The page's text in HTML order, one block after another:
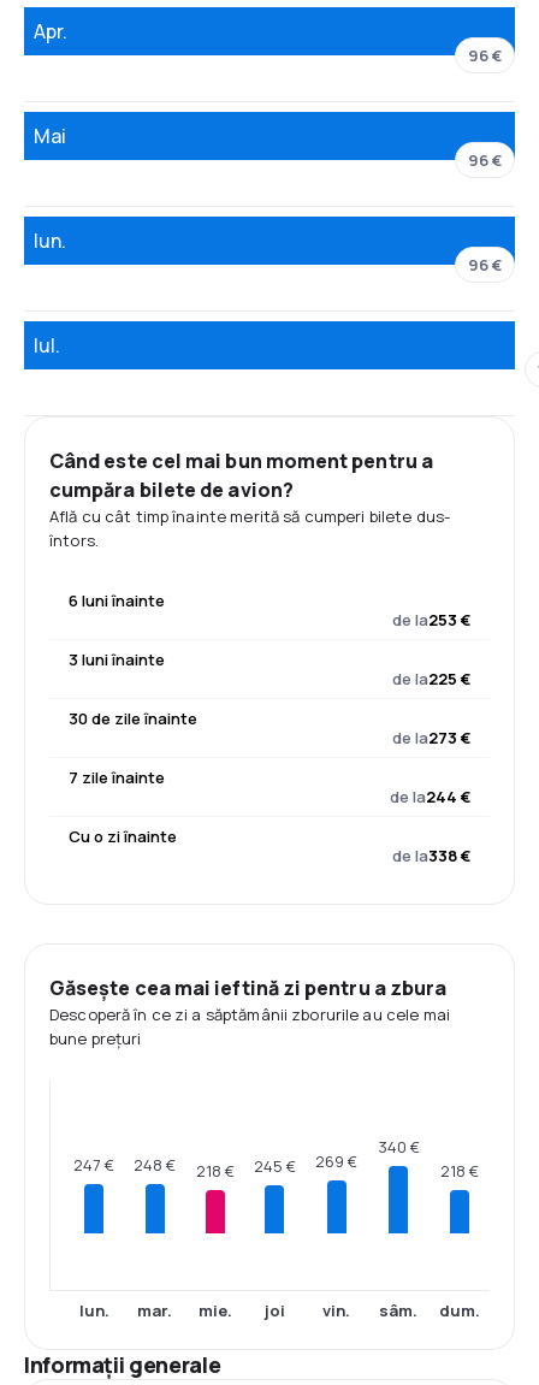
Apr.
96 €
Mai
96 €
Iun.
96 €
Iul.
Când este cel mai bun moment pentru a
cumpăra bilete de avion?
Află cu cât timp înainte merită să cumperi bilete dus-
întors.
6 luni înainte
de la253 €
3 luni înainte
de la225 €
30 de zile înainte
de la273 €
7 zile înainte
de la244 €
Cu o zi înainte
de la338 €
Găsește cea mai ieftină zi pentru a zbura
Descoperă în ce zi a săptămânii zborurile au cele mai
bune prețuri
247 €
lun.
248 €
mar.
218 €
mie.
245 €
joi
269 €
vin.
340 €
sâm.
218 €
dum.
Informații generale